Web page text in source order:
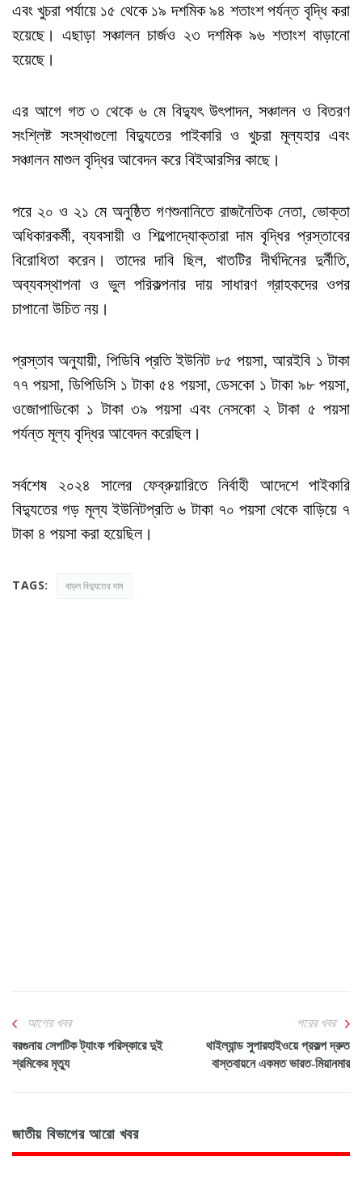
এবং খুচরা পর্যায়ে ১৫ থেকে ১৯ দশমিক ৯৪ শতাংশ পর্যন্ত বৃদ্ধি করা
হয়েছে। এছাড়া সঞ্চালন চার্জও ২৩ দশমিক ৯৬ শতাংশ বাড়ানো
হয়েছে।
এর আগে গত ৩ থেকে ৬ মে বিদ্যুৎ উৎপাদন, সঞ্চালন ও বিতরণ
সংশ্লিষ্ট সংস্থাগুলো বিদ্যুতের পাইকারি ও খুচরা মূল্যহার এবং
সঞ্চালন মাশুল বৃদ্ধির আবেদন করে বিইআরসির কাছে।
পরে ২০ ও ২১ মে অনুষ্ঠিত গণশুনানিতে রাজনৈতিক নেতা, ভোক্তা
অধিকারকর্মী, ব্যবসায়ী ও শিল্পোদ্যোক্তারা দাম বৃদ্ধির প্রস্তাবের
বিরোধিতা করেন। তাদের দাবি ছিল, খাতটির দীর্ঘদিনের দুর্নীতি,
অব্যবস্থাপনা ও ভুল পরিকল্পনার দায় সাধারণ গ্রাহকদের ওপর
চাপানো উচিত নয়।
প্রস্তাব অনুযায়ী, পিডিবি প্রতি ইউনিট ৮৫ পয়সা, আরইবি ১ টাকা
৭৭ পয়সা, ডিপিডিসি ১ টাকা ৫৪ পয়সা, ডেসকো ১ টাকা ৯৮ পয়সা,
ওজোপাডিকো ১ টাকা ৩৯ পয়সা এবং নেসকো ২ টাকা ৫ পয়সা
পর্যন্ত মূল্য বৃদ্ধির আবেদন করেছিল।
সর্বশেষ ২০২৪ সালের ফেব্রুয়ারিতে নির্বাহী আদেশে পাইকারি
বিদ্যুতের গড় মূল্য ইউনিটপ্রতি ৬ টাকা ৭০ পয়সা থেকে বাড়িয়ে ৭
টাকা ৪ পয়সা করা হয়েছিল।
TAGS: বাড়ল বিদ্যুতের দাম
আগের খবর
বরগুনায় সেপটিক ট্যাংক পরিস্কারে দুই
শ্রমিকের মৃত্যু
পরের খবর
থাইল্যান্ড সুপারহাইওয়ে প্রকল্প দ্রুত
বাস্তবায়নে একমত ভারত-মিয়ানমার
জাতীয় বিভাগের আরো খবর